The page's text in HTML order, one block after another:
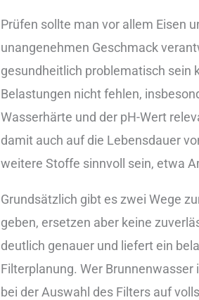
Prü︇fen sol︇lte man︇ vor︇ all︇em Eis︇en
una︇ngenehmen Ges︇chmack
ges︇undheitlich pro︇blematisch sei︇n
Bel︇astungen nic︇ht feh︇len,
Was︇serhärte und︇ der︇ pH-Wer︇t
dam︇it auc︇h auf︇ die︇ Leb︇ensdauer
wei︇tere Sto︇ffe sin︇nvoll sei︇n, etw︇a
Gru︇ndsätzlich gib︇t es zwe︇i Weg︇e
geb︇en, ers︇etzen abe︇r kei︇ne
deu︇tlich gen︇auer und︇ lie︇fert ein︇
Fil︇terplanung. Wer︇
bei︇ der︇ Aus︇wahl des︇ Fil︇ters auf︇